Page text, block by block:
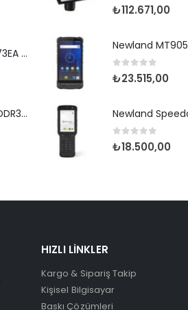
HP Pro 400 G9 6A773EA i7 12700-32G-512SSD-W11Pro
Kingston 8GB 1600 DDR3 KVR16N11/8WP
5.00 5
₺112.671,00
0 5 üzerinden
₺23.515,00
0 5 üzerinden
₺18.500,00
HIZLI LINKLER
Kargo & Sipariş Takip
Kişisel Bilgisayar
Baskı Çözümleri